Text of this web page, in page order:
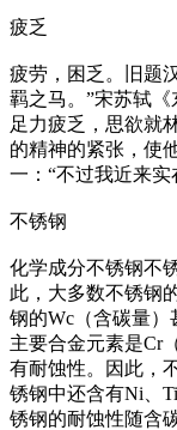
疲乏
疲劳，困乏。旧题
羁之马。”宋苏轼《
足力疲乏，思欲就
的精神的紧张，使
一：“不过我近来
不锈钢
化学成分不锈钢不
此，大多数不锈钢
钢的Wc（含碳量）
主要合金元素是Cr
有耐蚀性。因此，
锈钢中还含有Ni、
锈钢的耐蚀性随含